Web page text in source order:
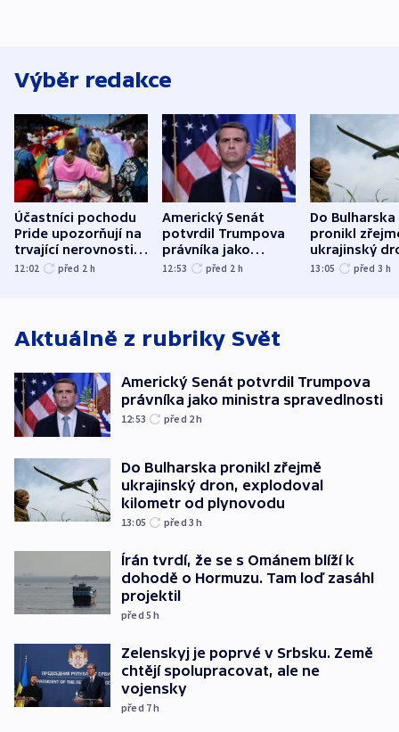
Výběr redakce
Účastníci pochodu
Pride upozorňují na
trvající nerovnosti i
společenskou
12:02 před 2 h
Americký Senát
potvrdil Trumpova
právníka jako
ministra
12:53 před 2 h
Do Bulharska
pronikl
ukrajinský
explodoval
13:05 před 3 h
Aktuálně z rubriky Svět
Americký Senát potvrdil Trumpova
právníka jako ministra spravedlnosti
12:53 před 2h
Do Bulharska pronikl zřejmě
ukrajinský dron, explodoval
kilometr od plynovodu
13:05 před 3h
Írán tvrdí, že se s Ománem blíží k
dohodě o Hormuzu. Tam loď zasáhl
projektil
před 5h
Zelenskyj je poprvé v Srbsku. Země
chtějí spolupracovat, ale ne
vojensky
před 7h